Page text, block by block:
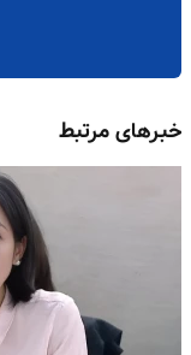
خبرهای مرتبط